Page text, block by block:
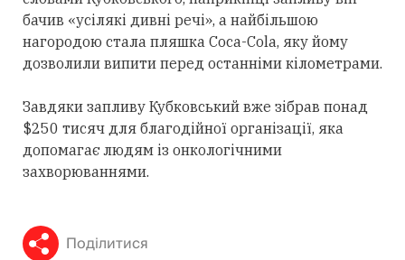
бачив «усілякі дивні речі», а найбільшою
нагородою стала пляшка Coca-Cola, яку йому
дозволили випити перед останніми кілометрами.
Завдяки запливу Кубковський вже зібрав понад
$250 тисяч для благодійної організації, яка
допомагає людям із онкологічними
захворюваннями.
Поділитися